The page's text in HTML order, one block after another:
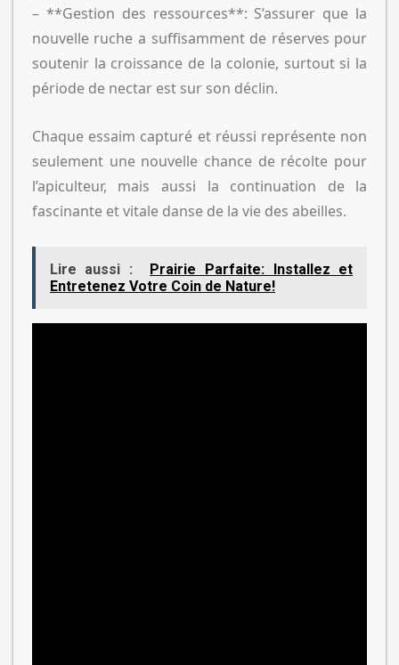
– **Gestion des ressources**: S’assurer que la
nouvelle ruche a suffisamment de réserves pour
soutenir la croissance de la colonie, surtout si la
période de nectar est sur son déclin.
Chaque essaim capturé et réussi représente non
seulement une nouvelle chance de récolte pour
l’apiculteur, mais aussi la continuation de la
fascinante et vitale danse de la vie des abeilles.
Lire aussi :
Prairie Parfaite: Installez et
Entretenez Votre Coin de Nature!